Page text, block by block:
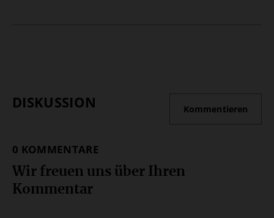
DISKUSSION Kommentieren
0 KOMMENTARE
Wir freuen uns über Ihren
Kommentar